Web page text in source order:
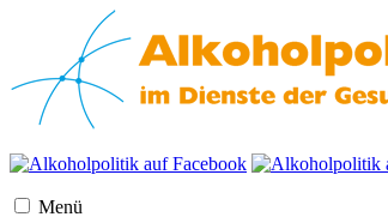
Menü